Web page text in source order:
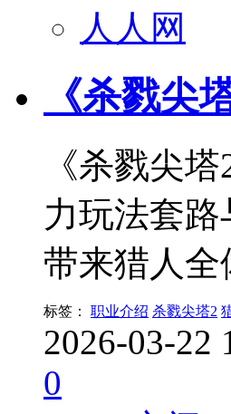
人人网
《杀戮尖
《杀戮尖
力玩法套
带来猎人
标签： 职业介绍 杀戮尖塔2
2026-03-22
0